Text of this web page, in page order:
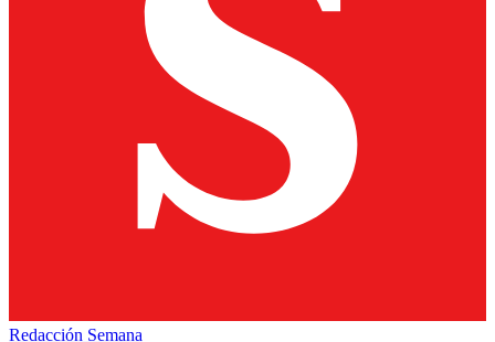
Redacción Semana